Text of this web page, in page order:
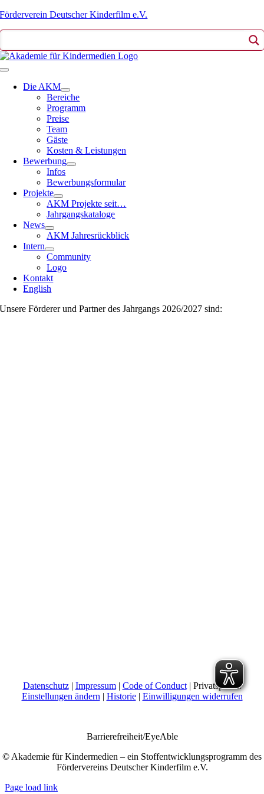
Zum
Förderverein Deutscher Kinderfilm e.V.
Toggle
NavigationDie AKM
Bereiche
Programm
Preise
Team
Gäste
Kosten & Leistungen
Bewerbung
Infos
Bewerbungsformular
Projekte
AKM Projekte seit…
Jahrgangskataloge
News
AKM Jahresrückblick
Intern
Community
Logo
Kontakt
English
Unsere Förderer und Partner des Jahrgangs 2026/2027 sind:
Datenschutz| Impressum| Code of Conduct| Privatsphäre:
Einstellungen ändern | Historie| Einwilligungen widerrufen
Barrierefreiheit/EyeAble
© Akademie für Kindermedien – ein Stoffentwicklungsprogramm des
Fördervereins Deutscher Kinderfilm e.V.
Page load link